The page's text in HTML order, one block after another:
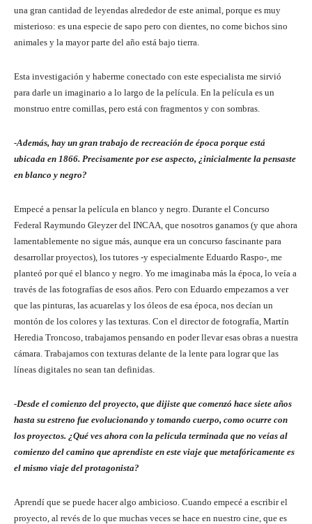
una gran cantidad de leyendas alrededor de este animal, porque es muy
misterioso: es una especie de sapo pero con dientes, no come bichos sino
animales y la mayor parte del año está bajo tierra.
Esta investigación y haberme conectado con este especialista me sirvió
para darle un imaginario a lo largo de la película. En la película es un
monstruo entre comillas, pero está con fragmentos y con sombras.
-Además, hay un gran trabajo de recreación de época porque está
ubicada en 1866. Precisamente por ese aspecto, ¿inicialmente la pensaste
en blanco y negro?
Empecé a pensar la película en blanco y negro. Durante el Concurso
Federal Raymundo Gleyzer del INCAA, que nosotros ganamos (y que ahora
lamentablemente no sigue más, aunque era un concurso fascinante para
desarrollar proyectos), los tutores -y especialmente Eduardo Raspo-, me
planteó por qué el blanco y negro. Yo me imaginaba más la época, lo veía a
través de las fotografías de esos años. Pero con Eduardo empezamos a ver
que las pinturas, las acuarelas y los óleos de esa época, nos decían un
montón de los colores y las texturas. Con el director de fotografía, Martín
Heredia Troncoso, trabajamos pensando en poder llevar esas obras a nuestra
cámara. Trabajamos con texturas delante de la lente para lograr que las
líneas digitales no sean tan definidas.
-Desde el comienzo del proyecto, que dijiste que comenzó hace siete años
hasta su estreno fue evolucionando y tomando cuerpo, como ocurre con
los proyectos. ¿Qué ves ahora con la película terminada que no veías al
comienzo del camino que aprendiste en este viaje que metafóricamente es
el mismo viaje del protagonista?
Aprendí que se puede hacer algo ambicioso. Cuando empecé a escribir el
proyecto, al revés de lo que muchas veces se hace en nuestro cine, que es